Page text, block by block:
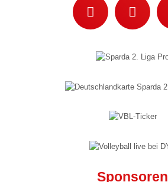
Mini Mix 3-6 Jahre
Der Verein
Sponsoren